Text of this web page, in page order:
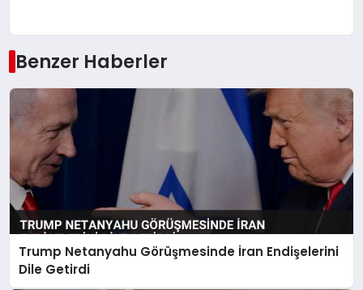
Benzer Haberler
Trump Netanyahu Görüşmesinde İran Endişelerini
Dile Getirdi